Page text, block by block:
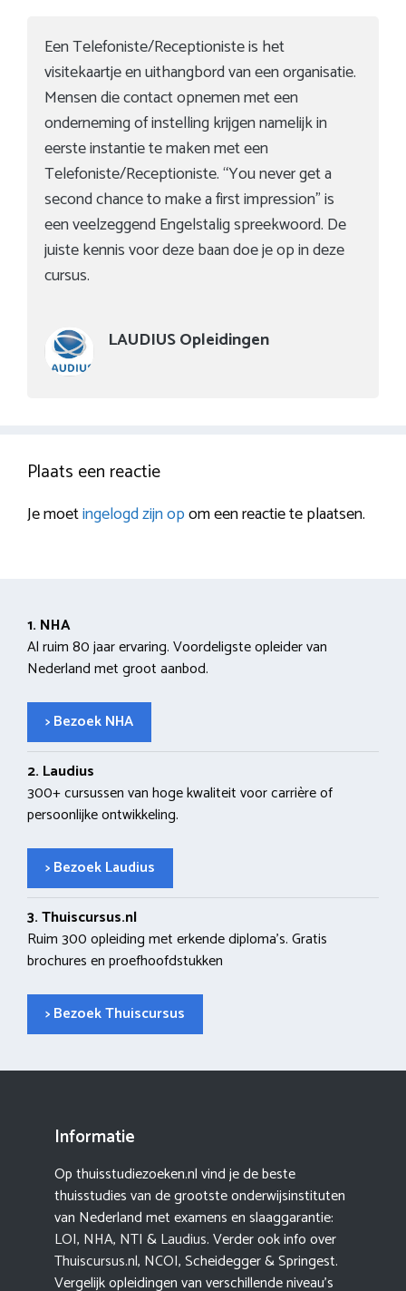
Een Telefoniste/Receptioniste is het
visitekaartje en uithangbord van een organisatie.
Mensen die contact opnemen met een
onderneming of instelling krijgen namelijk in
eerste instantie te maken met een
Telefoniste/Receptioniste. “You never get a
second chance to make a first impression” is
een veelzeggend Engelstalig spreekwoord. De
juiste kennis voor deze baan doe je op in deze
cursus.
LAUDIUS Opleidingen
Plaats een reactie
Je moetingelogd zijn opom een reactie te plaatsen.
1. NHA
Al ruim 80 jaar ervaring. Voordeligste opleider van
Nederland met groot aanbod.
> Bezoek NHA
2. Laudius
300+ cursussen van hoge kwaliteit voor carrière of
persoonlijke ontwikkeling.
> Bezoek Laudius
3. Thuiscursus.nl
Ruim 300 opleiding met erkende diploma’s. Gratis
brochures en proefhoofdstukken
> Bezoek Thuiscursus
Informatie
Op thuisstudiezoeken.nl vind je de beste
thuisstudies van de grootste onderwijsinstituten
van Nederland met examens en slaaggarantie:
LOI, NHA, NTI &Laudius. Verder ook info over
Thuiscursus.nl, NCOI, Scheidegger & Springest.
Vergelijk opleidingen van verschillende niveau’s